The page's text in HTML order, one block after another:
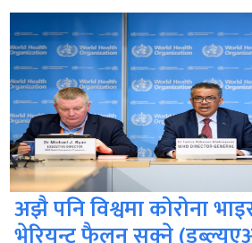
अझै पनि विश्वमा कोरोना